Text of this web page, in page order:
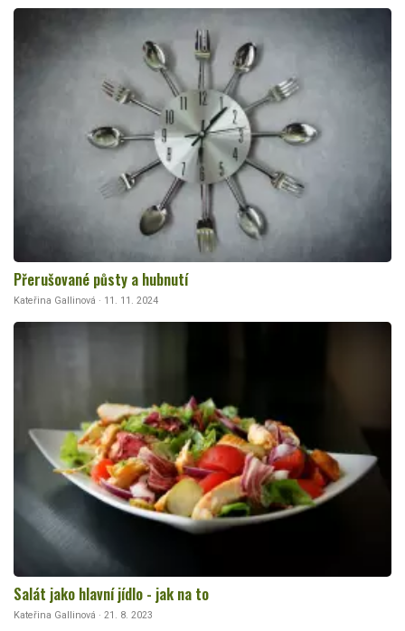
Přerušované půsty a hubnutí
Kateřina Gallinová · 11. 11. 2024
Salát jako hlavní jídlo - jak na to
Kateřina Gallinová · 21. 8. 2023